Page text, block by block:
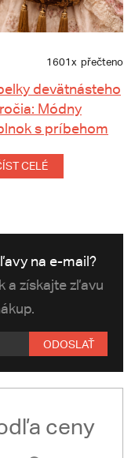
1601x přečteno
devätnásteho
Módny
s príbehom
CELÉ
na e-mail?
a získajte zľavu
ODOSLAŤ
ceny